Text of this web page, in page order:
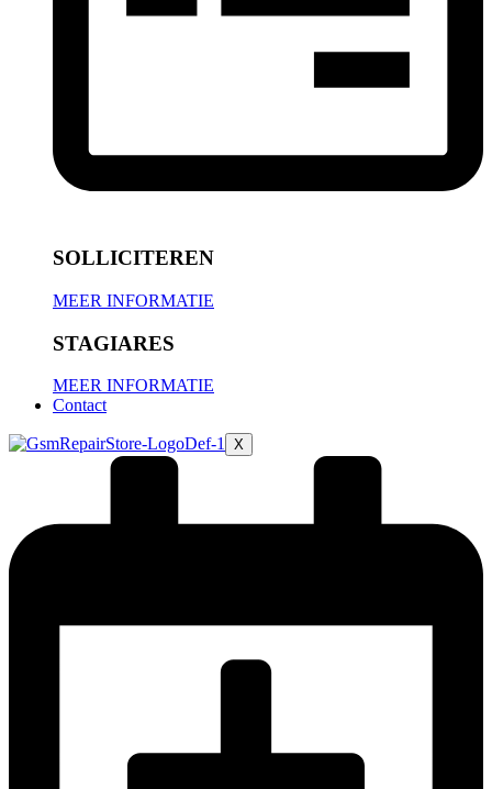
SOLLICITEREN
MEER INFORMATIE
STAGIARES
MEER INFORMATIE
Contact
X